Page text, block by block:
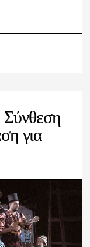
για